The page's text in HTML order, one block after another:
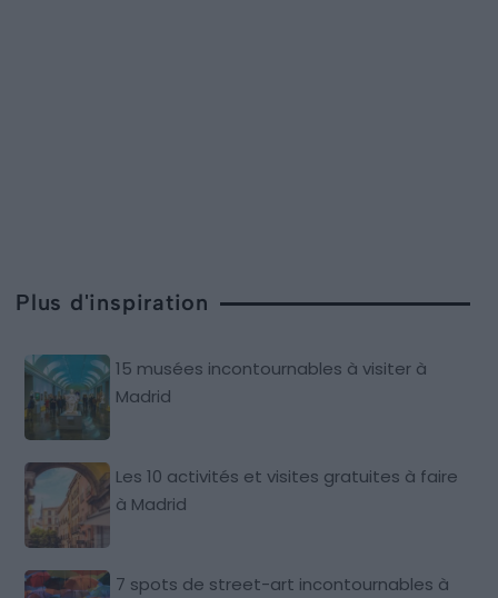
Plus d'inspiration
15 musées incontournables à visiter à
Madrid
Les 10 activités et visites gratuites à faire
à Madrid
7 spots de street-art incontournables à